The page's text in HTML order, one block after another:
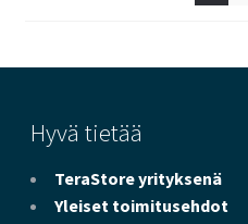
Hyvä tietää
TeraStore yrityksenä
Yleiset toimitusehdot